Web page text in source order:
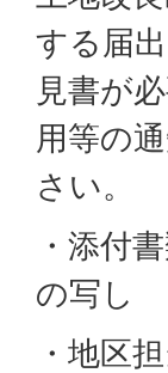
する届
見書が
用等の
さい。
・添付
の写し
・地区